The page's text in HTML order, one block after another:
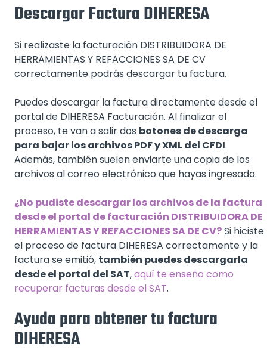
Descargar Factura DIHERESA
Si realizaste la facturación DISTRIBUIDORA DE
HERRAMIENTAS Y REFACCIONES SA DE CV
correctamente podrás descargar tu factura.
Puedes descargar la factura directamente desde el
portal de DIHERESA Facturación. Al finalizar el
proceso, te van a salir dos botones de descarga
para bajar los archivos PDF y XML del CFDI.
Además, también suelen enviarte una copia de los
archivos al correo electrónico que hayas ingresado.
¿No pudiste descargar los archivos de la factura
desde el portal de facturación DISTRIBUIDORA DE
HERRAMIENTAS Y REFACCIONES SA DE CV?Si hiciste
el proceso de factura DIHERESA correctamente y la
factura se emitió, también puedes descargarla
desde el portal del SAT,aquí te enseño como
recuperar facturas desde el SAT.
Ayuda para obtener tu factura
DIHERESA